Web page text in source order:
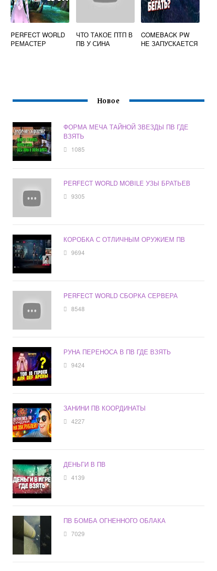
PERFECT WORLD
РЕМАСТЕР
ЧТО ТАКОЕ ПТП В
ПВ У СИНА
COMEBACK PW
НЕ ЗАПУСКАЕТСЯ
Новое
ФОРМА МЕЧА ТАЙНОЙ ЗВЕЗДЫ ПВ ГДЕ
ВЗЯТЬ
1085
PERFECT WORLD MOBILE УЗЫ БРАТЬЕВ
9305
КОРОБКА С ОТЛИЧНЫМ ОРУЖИЕМ ПВ
9694
PERFECT WORLD СБОРКА СЕРВЕРА
8548
РУНА ПЕРЕНОСА В ПВ ГДЕ ВЗЯТЬ
9424
ЗАНИНИ ПВ КООРДИНАТЫ
4227
ДЕНЬГИ В ПВ
4139
ПВ БОМБА ОГНЕННОГО ОБЛАКА
7029